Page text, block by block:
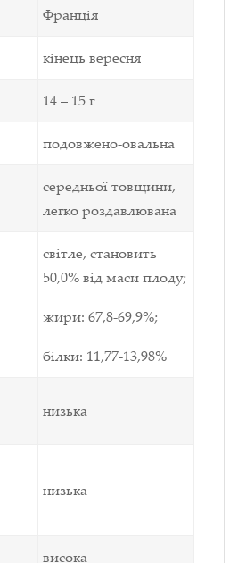
Франція
кінець вересня
14 – 15 г
подовжено-овальна
середньої товщини,
легко роздавлювана
світле, становить
50,0% від маси плоду;
жири: 67,8-69,9%;
білки: 11,77-13,98%
низька
низька
висока